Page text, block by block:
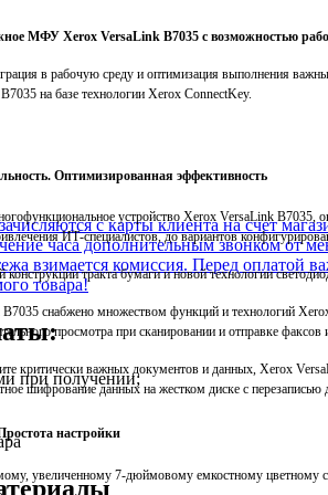
МФУ Xerox VersaLink B7035 с возможностью
в рабочую среду и оптимизация выполнения
на базе технологии Xerox ConnectKey.
Оптимизированная эффективность
устройство Xerox VersaLink
ИТ-специалистов, до вариантов
конструкции тракта бумаги и новой технологии
снабжено множеством функций и технологий
просмотра при сканировании и отправке
критически важных документов и данных, Xerox
шифрование данных на жестком диске с
настройки
увеличенному 7-дюймовому емкостному
с карты клиента на счет
часа дополнительным звонком от
взимается комиссия. Перед оплатой
товара!
при получении;